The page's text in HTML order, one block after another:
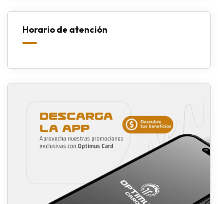
Horario de atención